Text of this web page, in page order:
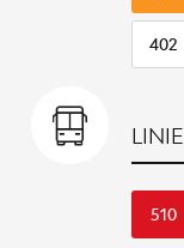
402
510